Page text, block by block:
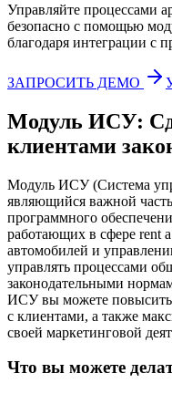
Управляйте процессами
безопасно с помощью
благодаря интеграции с
ЗАПРОСИТЬ ДЕМО
Модуль ИСУ:
клиентами
Модуль ИСУ (Система
являющийся важной
программного
работающих в сфере rent
автомобилей и
управлять процессами
законодательными
ИСУ вы можете повысить
с клиентами, а также
своей маркетинговой
Что вы можете